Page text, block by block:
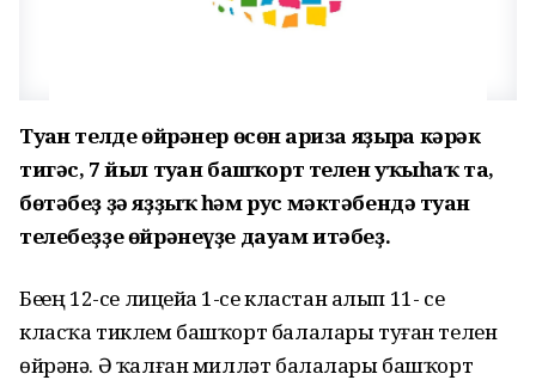
Туған телде өйрәнер өсөн ғариза яҙырға кәрәк
тигәс, 7 йыл туған башҡорт телен уҡыһаҡ та,
бөтәбеҙ ҙә яҙҙыҡ һәм рус мәктәбендә туған
телебеҙҙе өйрәнеүҙе дауам итәбеҙ.
Беҙҙең 12-се лицейҙа 1-се кластан алып 11- се
класҡа тиклем башҡорт балалары туған телен
өйрәнә. Ә ҡалған милләт балалары башҡорт